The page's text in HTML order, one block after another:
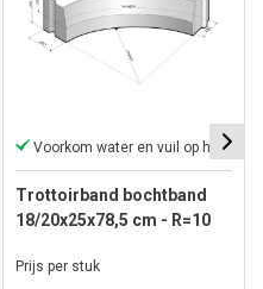
Voorkom water en vuil op het trottoir
Trottoirband bochtband
18/20x25x78,5 cm - R=10
Prijs per stuk